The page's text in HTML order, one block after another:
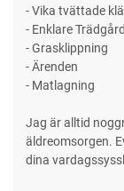
- Vika tvättade
- Enklare
- Grasklippning
- Ärenden
- Matlagning
Jag är alltid
äldreomsorgen.
dina